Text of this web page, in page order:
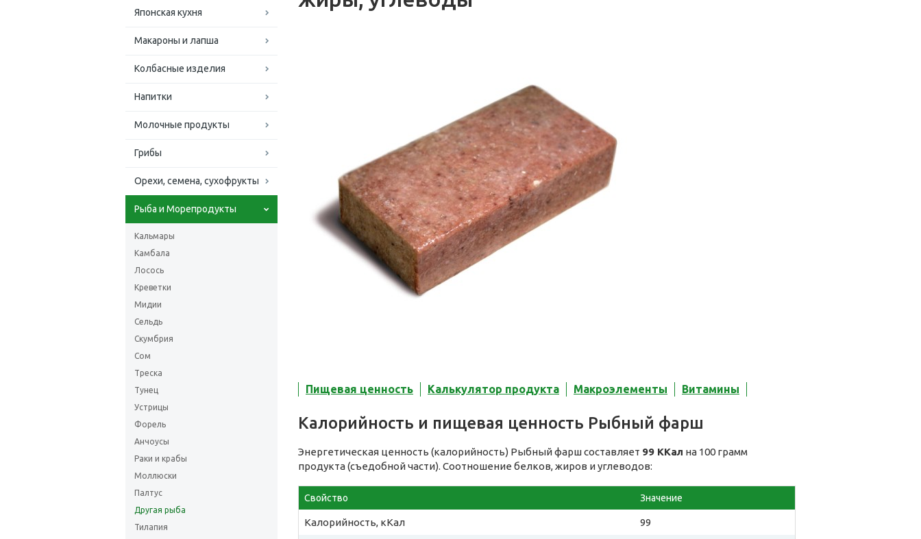
Японская кухня
Макароны и лапша
Колбасные изделия
Напитки
Молочные продукты
Грибы
Орехи, семена, сухофрукты
Рыба и Морепродукты
Кальмары
Камбала
Лосось
Креветки
Мидии
Сельдь
Скумбрия
Сом
Треска
Тунец
Устрицы
Форель
Анчоусы
Раки и крабы
Моллюски
Палтус
Другая рыба
Тилапия
Пищевая ценность Калькулятор продукта Макроэлементы Витамины
Калорийность и пищевая ценность Рыбный фарш
Энергетическая ценность (калорийность) Рыбный фарш составляет 99 ККал на 100 грамм
продукта (съедобной части). Соотношение белков, жиров и углеводов:
Свойство Значение
Калорийность, кКал 99